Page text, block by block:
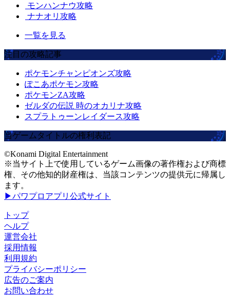
モンハンナウ攻略
ナナオリ攻略
一覧を見る
注目の攻略記事
ポケモンチャンピオンズ攻略
ぽこあポケモン攻略
ポケモンZA攻略
ゼルダの伝説 時のオカリナ攻略
スプラトゥーンレイダース攻略
当ゲームタイトルの権利表記
©Konami Digital Entertainment
※当サイト上で使用しているゲーム画像の著作権および商標
権、その他知的財産権は、当該コンテンツの提供元に帰属し
ます。
▶パワプロアプリ公式サイト
トップ
ヘルプ
運営会社
採用情報
利用規約
プライバシーポリシー
広告のご案内
お問い合わせ